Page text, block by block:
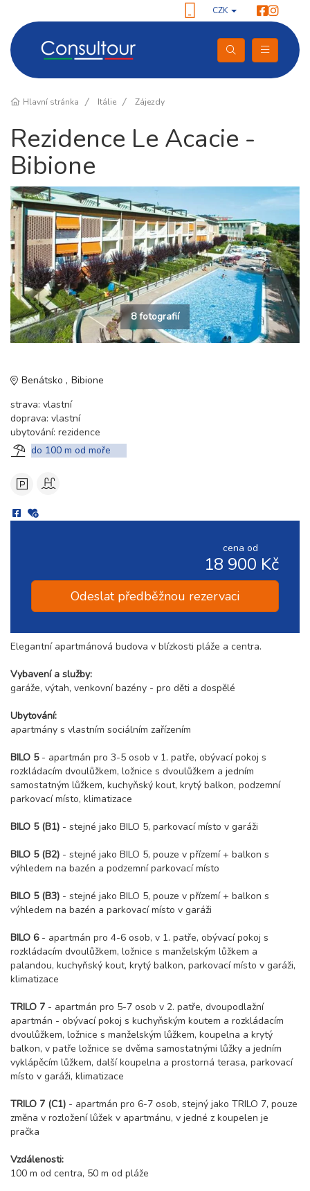
CZK
Hlavní stránka Itálie Zájezdy
Rezidence Le Acacie -
Bibione
8 fotografií
Benátsko
Bibione
strava: vlastní
doprava: vlastní
ubytování: rezidence
do 100 m od moře
cena od
18 900 Kč
Odeslat předběžnou rezervaci
Elegantní apartmánová budova v blízkosti pláže a centra.
Vybavení a služby:
garáže, výtah, venkovní bazény - pro děti a dospělé
Ubytování:
apartmány s vlastním sociálním zařízením
BILO 5- apartmán pro 3-5 osob v 1. patře, obývací pokoj s
rozkládacím dvoulůžkem, ložnice s dvoulůžkem a jedním
samostatným lůžkem, kuchyňský kout, krytý balkon, podzemní
parkovací místo, klimatizace
BILO 5 (B1) - stejné jako BILO 5, parkovací místo v garáži
BILO 5 (B2) - stejné jako BILO 5, pouze v přízemí + balkon s
výhledem na bazén a podzemní parkovací místo
BILO 5 (B3) - stejné jako BILO 5, pouze v přízemí + balkon s
výhledem na bazén a parkovací místo v garáži
BILO 6- apartmán pro 4-6 osob, v 1. patře, obývací pokoj s
rozkládacím dvoulůžkem, ložnice s manželským lůžkem a
palandou, kuchyňský kout, krytý balkon, parkovací místo v garáži,
klimatizace
TRILO 7 - apartmán pro 5-7 osob v 2. patře, dvoupodlažní
apartmán - obývací pokoj s kuchyňským koutem a rozkládacím
dvoulůžkem, ložnice s manželským lůžkem, koupelna a krytý
balkon, v patře ložnice se dvěma samostatnými lůžky a jedním
vyklápěcím lůžkem, další koupelna a prostorná terasa, parkovací
místo v garáži, klimatizace
TRILO 7 (C1) - apartmán pro 6-7 osob, stejný jako TRILO 7, pouze
změna v rozložení lůžek v apartmánu, v jedné z koupelen je
pračka
Vzdálenosti:
100 m od centra, 50 m od pláže